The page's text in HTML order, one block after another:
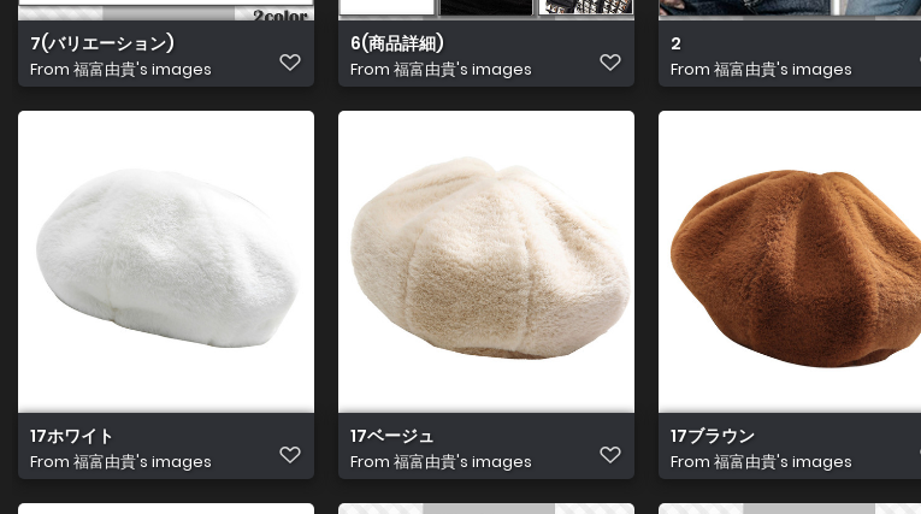
7(バリエーション)
From 福富由貴's images
6(商品詳細)
From 福富由貴's images
2
From 福富由貴's images
17ホワイト
From 福富由貴's images
17ベージュ
From 福富由貴's images
17ブラウン
From 福富由貴's images